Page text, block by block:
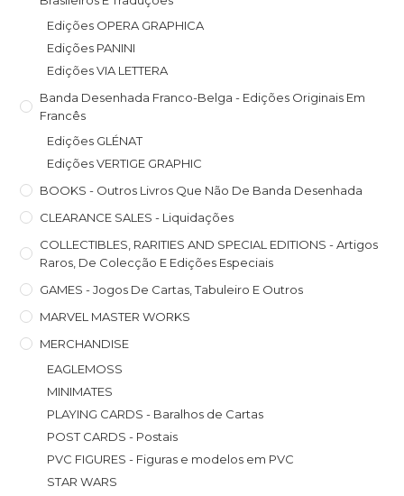
Edições OPERA GRAPHICA
Edições PANINI
Edições VIA LETTERA
Banda Desenhada Franco-Belga - Edições Originais Em
Francês
Edições GLÉNAT
Edições VERTIGE GRAPHIC
BOOKS - Outros Livros Que Não De Banda Desenhada
CLEARANCE SALES - Liquidações
COLLECTIBLES, RARITIES AND SPECIAL EDITIONS - Artigos
Raros, De Colecção E Edições Especiais
GAMES - Jogos De Cartas, Tabuleiro E Outros
MARVEL MASTER WORKS
MERCHANDISE
EAGLEMOSS
MINIMATES
PLAYING CARDS - Baralhos de Cartas
POST CARDS - Postais
PVC FIGURES - Figuras e modelos em PVC
STAR WARS